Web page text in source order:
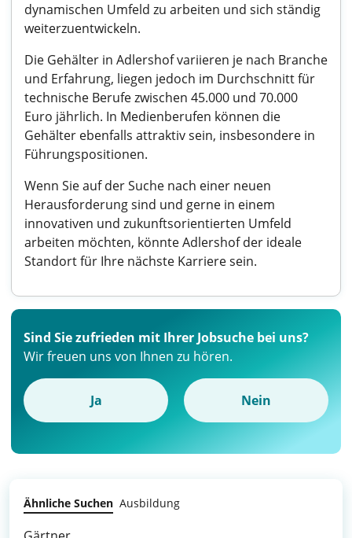
dynamischen Umfeld zu arbeiten und sich ständig
weiterzuentwickeln.
Die Gehälter in Adlershof variieren je nach Branche
und Erfahrung, liegen jedoch im Durchschnitt für
technische Berufe zwischen 45.000 und 70.000
Euro jährlich. In Medienberufen können die
Gehälter ebenfalls attraktiv sein, insbesondere in
Führungspositionen.
Wenn Sie auf der Suche nach einer neuen
Herausforderung sind und gerne in einem
innovativen und zukunftsorientierten Umfeld
arbeiten möchten, könnte Adlershof der ideale
Standort für Ihre nächste Karriere sein.
Sind Sie zufrieden mit Ihrer Jobsuche bei uns?
Wir freuen uns von Ihnen zu hören.
Ja Nein
Ähnliche Suchen Ausbildung